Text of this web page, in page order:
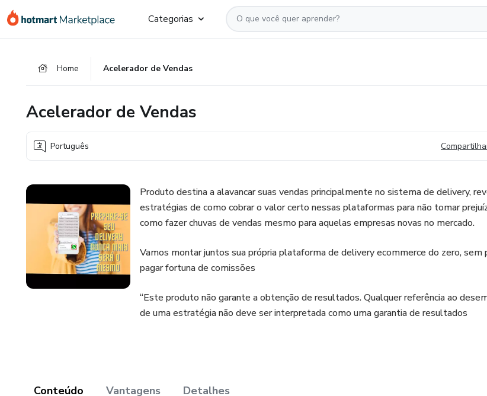
para
para
para
Categorias
Home Acelerador de Vendas
Acelerador de Vendas
Português
Produto destina a alavancar suas vendas principalmente no sistema de delivery,
estratégias de como cobrar o valor certo nessas plataformas para não tomar
como fazer chuvas de vendas mesmo para aquelas empresas novas no mercado.
Vamos montar juntos sua própria plataforma de delivery ecommerce do zero, sem
pagar fortuna de comissões
“Este produto não garante a obtenção de resultados. Qualquer referência ao
de uma estratégia não deve ser interpretada como uma garantia de resultados
Conteúdo Vantagens Detalhes